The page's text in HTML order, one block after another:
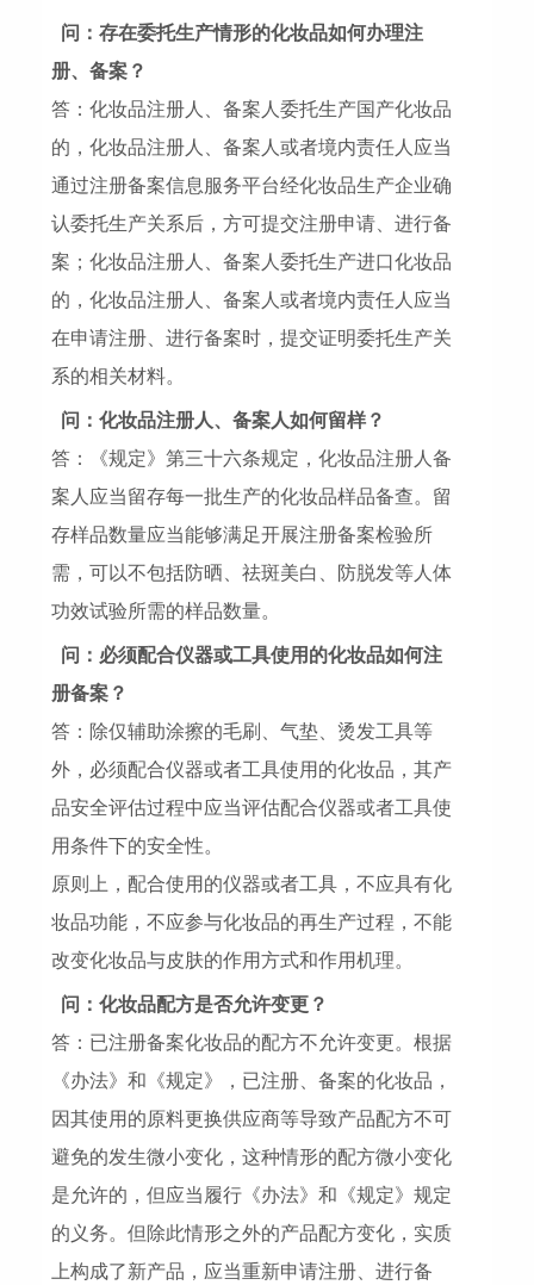
问：存在委托生产情形的化妆品如何办理注
册、备案？
答：化妆品注册人、备案人委托生产国产化妆品
的，化妆品注册人、备案人或者境内责任人应当
通过注册备案信息服务平台经化妆品生产企业确
认委托生产关系后，方可提交注册申请、进行备
案；化妆品注册人、备案人委托生产进口化妆品
的，化妆品注册人、备案人或者境内责任人应当
在申请注册、进行备案时，提交证明委托生产关
系的相关材料。
问：化妆品注册人、备案人如何留样？
答：《规定》第三十六条规定，化妆品注册人备
案人应当留存每一批生产的化妆品样品备查。留
存样品数量应当能够满足开展注册备案检验所
需，可以不包括防晒、祛斑美白、防脱发等人体
功效试验所需的样品数量。
问：必须配合仪器或工具使用的化妆品如何注
册备案？
答：除仅辅助涂擦的毛刷、气垫、烫发工具等
外，必须配合仪器或者工具使用的化妆品，其产
品安全评估过程中应当评估配合仪器或者工具使
用条件下的安全性。
原则上，配合使用的仪器或者工具，不应具有化
妆品功能，不应参与化妆品的再生产过程，不能
改变化妆品与皮肤的作用方式和作用机理。
问：化妆品配方是否允许变更？
答：已注册备案化妆品的配方不允许变更。根据
《办法》和《规定》，已注册、备案的化妆品，
因其使用的原料更换供应商等导致产品配方不可
避免的发生微小变化，这种情形的配方微小变化
是允许的，但应当履行《办法》和《规定》规定
的义务。但除此情形之外的产品配方变化，实质
上构成了新产品，应当重新申请注册、进行备